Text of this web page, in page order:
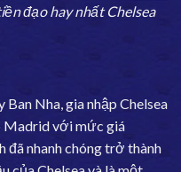
đạo hay nhất Chelsea
Nha, gia nhập Chelsea
Madrid với mức giá
đã nhanh chóng trở thành